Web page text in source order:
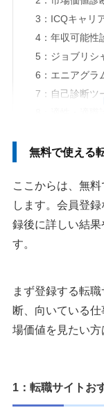
3：ICQキャリ
4：年収可能性
5：ジョブリシ
6：エニアグラ
7：自己診断ツ
8：適性・適
10：適職診断
転職診断のおすす
1. 知りたいこ
2. 登録なしで
転職診断を活用す
1. 当たるかど
4. 転職すべき
無料で使える
ここからは、無
します。会員登
録後に詳しい結
す。
まず登録する転
断、向いている
場価値を見たい方
1：転職サイトお